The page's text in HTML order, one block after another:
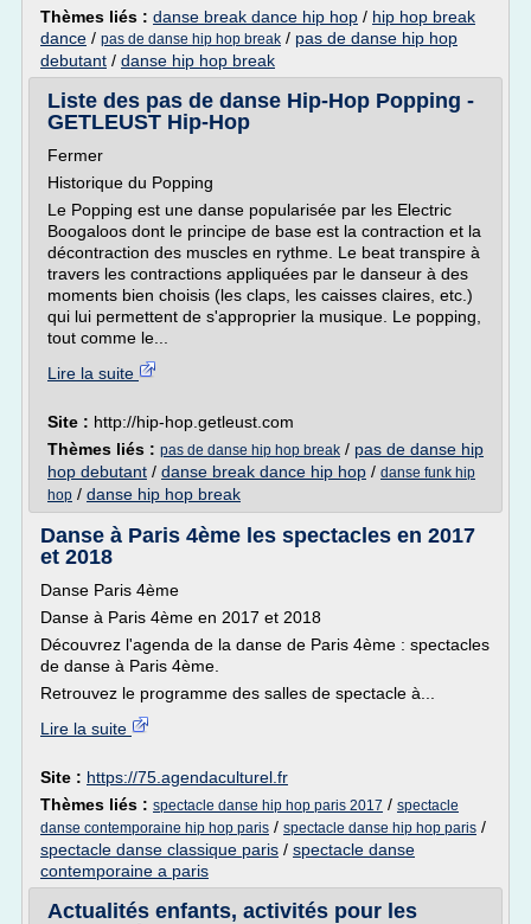
Thèmes liés : danse break dance hip hop / hip hop break
dance / pas de danse hip hop break / pas de danse hip hop
debutant / danse hip hop break
Liste des pas de danse Hip-Hop Popping -
GETLEUST Hip-Hop
Fermer
Historique du Popping
Le Popping est une danse popularisée par les Electric
Boogaloos dont le principe de base est la contraction et la
décontraction des muscles en rythme. Le beat transpire à
travers les contractions appliquées par le danseur à des
moments bien choisis (les claps, les caisses claires, etc.)
qui lui permettent de s'approprier la musique. Le popping,
tout comme le...
Lire la suite
Site : http://hip-hop.getleust.com
Thèmes liés : pas de danse hip hop break / pas de danse hip
hop debutant / danse break dance hip hop / danse funk hip
hop / danse hip hop break
Danse à Paris 4ème les spectacles en 2017
et 2018
Danse Paris 4ème
Danse à Paris 4ème en 2017 et 2018
Découvrez l'agenda de la danse de Paris 4ème : spectacles
de danse à Paris 4ème.
Retrouvez le programme des salles de spectacle à...
Lire la suite
Site : https://75.agendaculturel.fr
Thèmes liés : spectacle danse hip hop paris 2017 / spectacle
danse contemporaine hip hop paris / spectacle danse hip hop paris /
spectacle danse classique paris / spectacle danse
contemporaine a paris
Actualités enfants, activités pour les